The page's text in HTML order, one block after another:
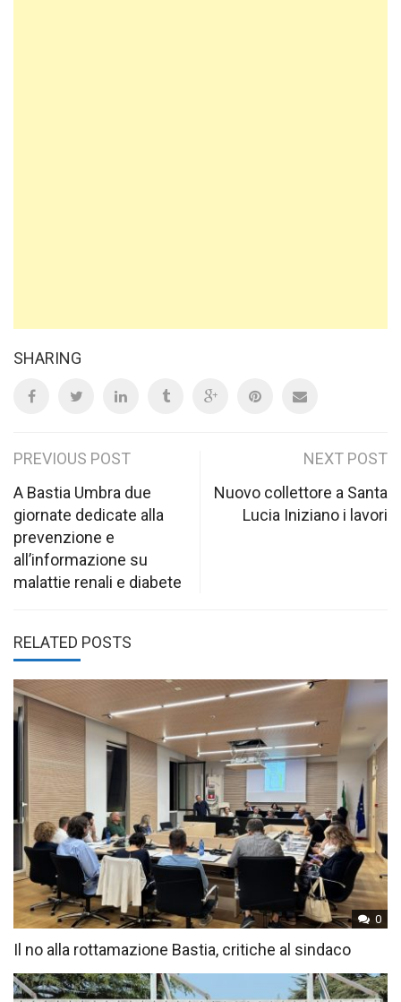
SHARING
Post
navigation
PREVIOUS POST
A Bastia Umbra due
giornate dedicate alla
prevenzione e
all’informazione su
malattie renali e diabete
NEXT POST
Nuovo collettore a Santa
Lucia Iniziano i lavori
RELATED POSTS
0
Il no alla rottamazione Bastia, critiche al sindaco